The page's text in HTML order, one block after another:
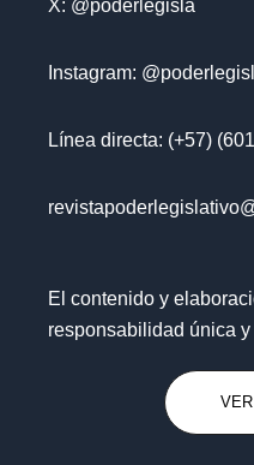
X: @poderlegisla
Instagram:
Línea directa: (+57)
El contenido y
responsabilidad única